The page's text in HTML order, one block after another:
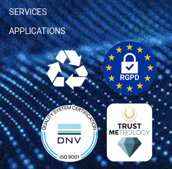
SERVICES
APPLICATIONS